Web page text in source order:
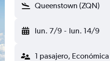
Queenstown (ZQN)
lun. 7/9 - lun. 14/9
1 pasajero, Económica